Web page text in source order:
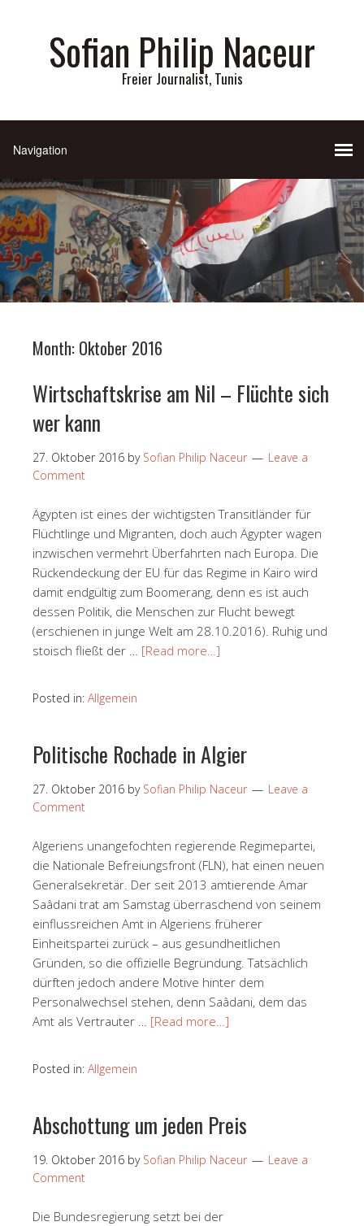
Sofian Philip Naceur
Freier Journalist, Tunis
Month: Oktober 2016
Wirtschaftskrise am Nil – Flüchte sich
wer kann
27. Oktober 2016 by Sofian Philip Naceur
Leave a
Comment
Ägypten ist eines der wichtigsten Transitländer für
Flüchtlinge und Migranten, doch auch Ägypter wagen
inzwischen vermehrt Überfahrten nach Europa. Die
Rückendeckung der EU für das Regime in Kairo wird
damit endgültig zum Boomerang, denn es ist auch
dessen Politik, die Menschen zur Flucht bewegt
(erschienen in junge Welt am 28.10.2016). Ruhig und
stoisch fließt der … [Read more…]
Posted in: Allgemein
Politische Rochade in Algier
27. Oktober 2016 by Sofian Philip Naceur
Leave a
Comment
Algeriens unangefochten regierende Regimepartei,
die Nationale Befreiungsfront (FLN), hat einen neuen
Generalsekretär. Der seit 2013 amtierende Amar
Saâdani trat am Samstag überraschend von seinem
einflussreichen Amt in Algeriens früherer
Einheitspartei zurück – aus gesundheitlichen
Gründen, so die offizielle Begründung. Tatsächlich
dürften jedoch andere Motive hinter dem
Personalwechsel stehen, denn Saâdani, dem das
Amt als Vertrauter … [Read more…]
Posted in: Allgemein
Abschottung um jeden Preis
19. Oktober 2016 by Sofian Philip Naceur
Leave a
Comment
Die Bundesregierung setzt bei der